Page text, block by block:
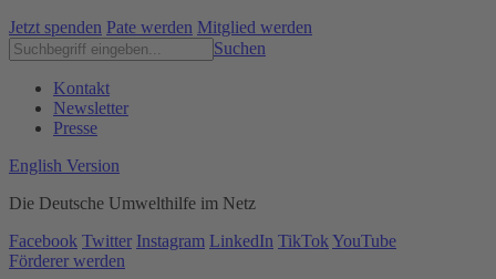
Jetzt spenden Pate werden Mitglied werden
Suchen
Kontakt
Newsletter
Presse
English Version
Die Deutsche Umwelthilfe im Netz
Facebook Twitter Instagram LinkedIn TikTok YouTube
Förderer werden